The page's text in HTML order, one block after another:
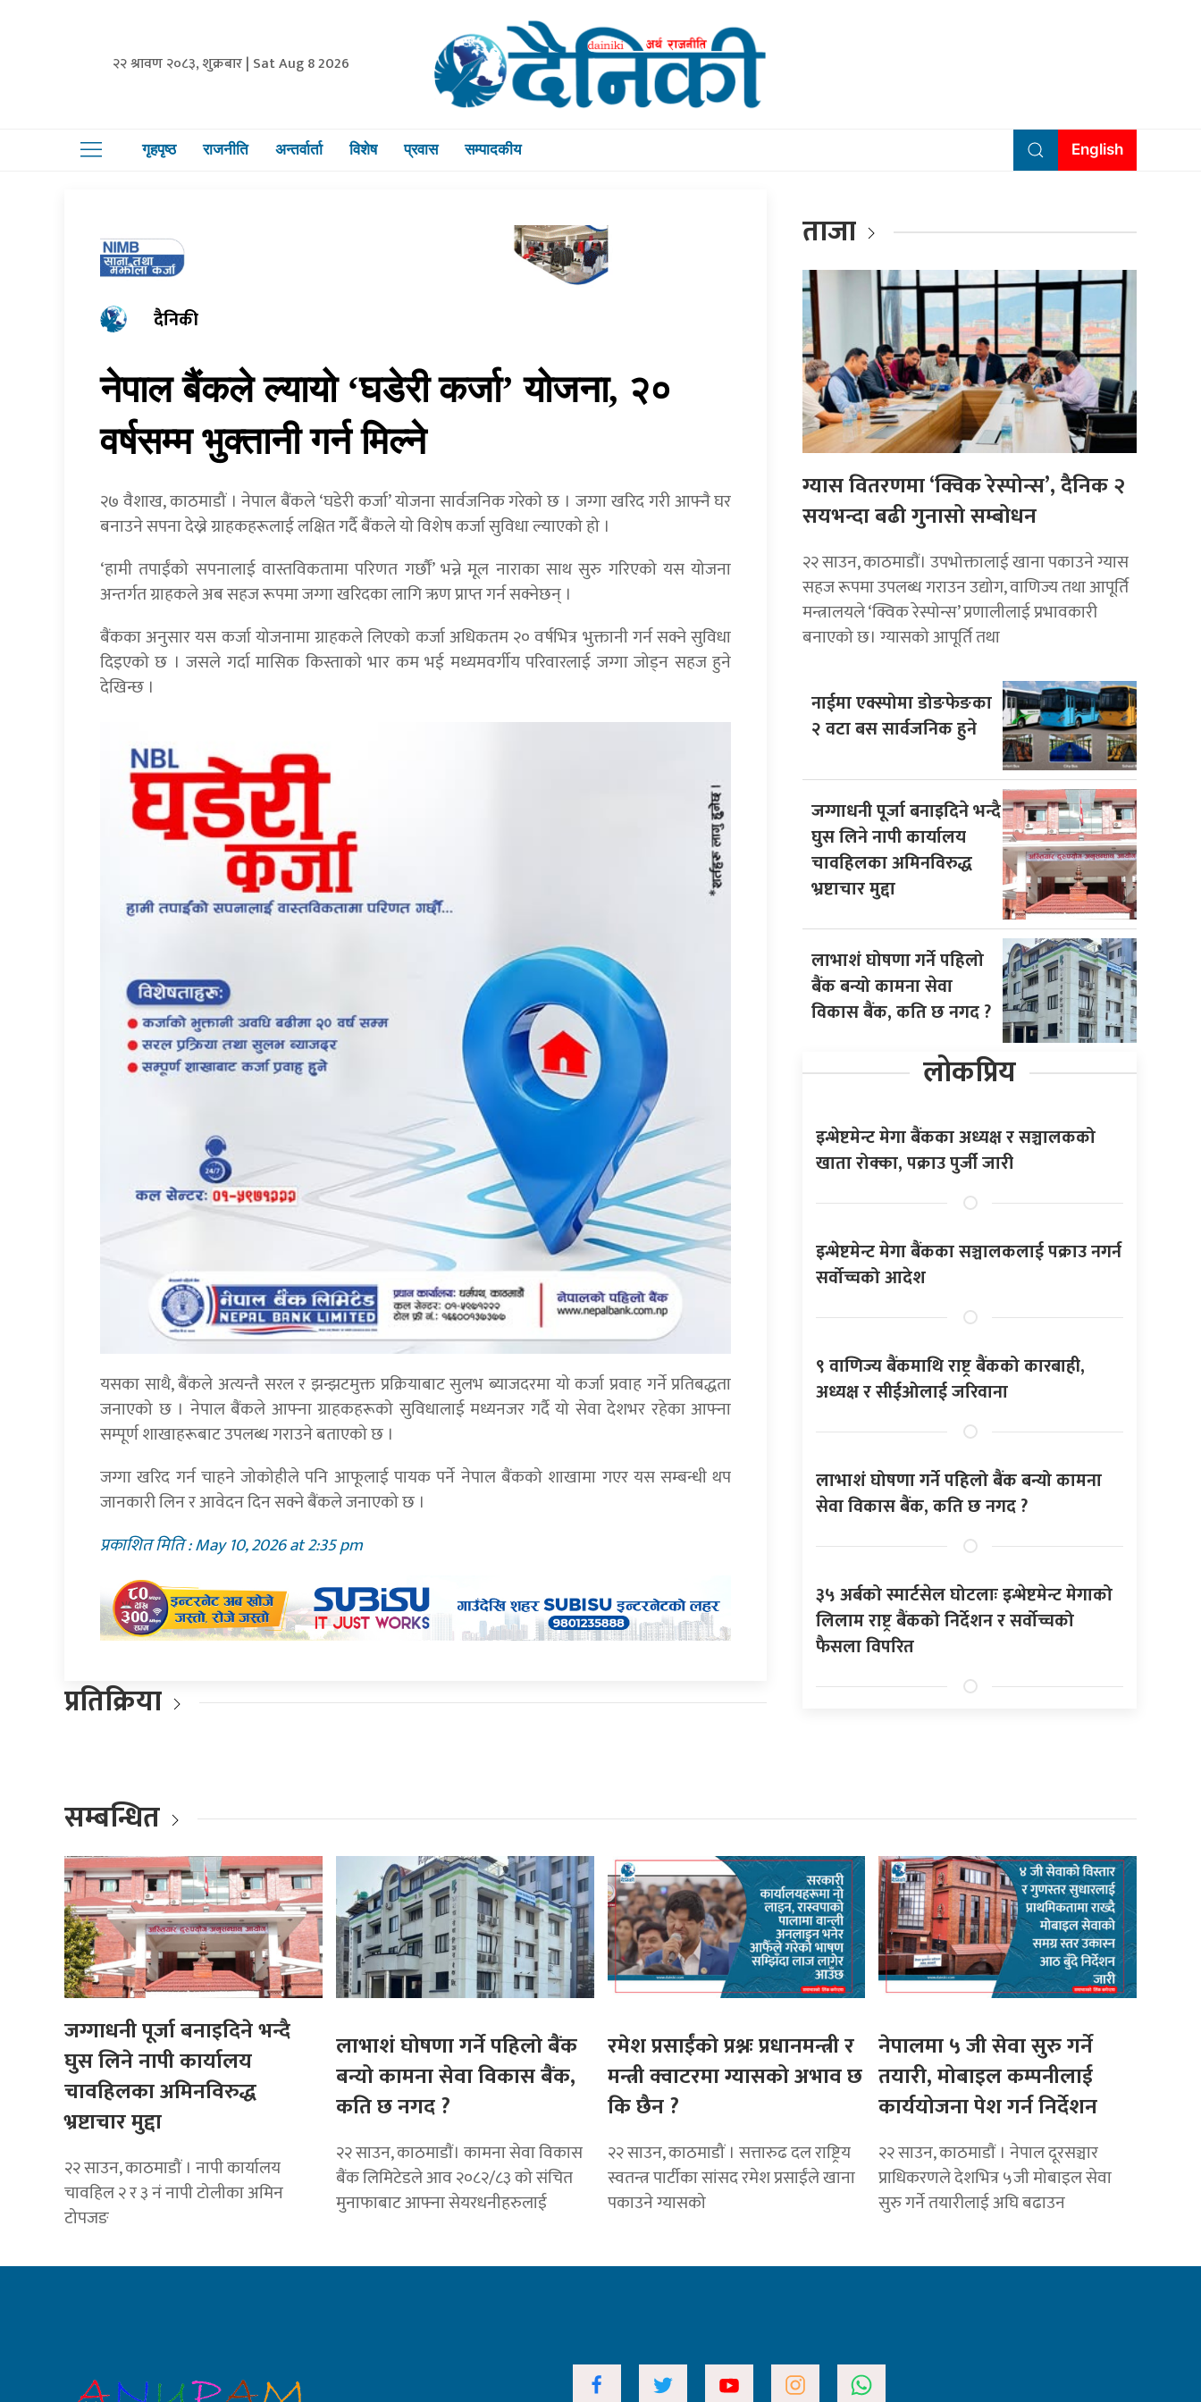
२२ श्रावण २०८३, शुक्रबार | Sat Aug 8 2026
गृहपृष्ठ राजनीति अन्तर्वार्ता विशेष प्रवास सम्पादकीय English
दैनिकी
नेपाल बैंकले ल्यायो ‘घडेरी कर्जा’ योजना, २०
वर्षसम्म भुक्तानी गर्न मिल्ने
२७ वैशाख, काठमाडौं । नेपाल बैंकले ‘घडेरी कर्जा’ योजना सार्वजनिक गरेको छ । जग्गा खरिद गरी आफ्नै घर
बनाउने सपना देख्ने ग्राहकहरूलाई लक्षित गर्दै बैंकले यो विशेष कर्जा सुविधा ल्याएको हो ।
‘हामी तपाईंको सपनालाई वास्तविकतामा परिणत गर्छौं’ भन्ने मूल नाराका साथ सुरु गरिएको यस योजना
अन्तर्गत ग्राहकले अब सहज रूपमा जग्गा खरिदका लागि ऋण प्राप्त गर्न सक्नेछन् ।
बैंकका अनुसार यस कर्जा योजनामा ग्राहकले लिएको कर्जा अधिकतम २० वर्षभित्र भुक्तानी गर्न सक्ने सुविधा
दिइएको छ । जसले गर्दा मासिक किस्ताको भार कम भई मध्यमवर्गीय परिवारलाई जग्गा जोड्न सहज हुने
देखिन्छ ।
यसका साथै, बैंकले अत्यन्तै सरल र झन्झटमुक्त प्रक्रियाबाट सुलभ ब्याजदरमा यो कर्जा प्रवाह गर्ने प्रतिबद्धता
जनाएको छ । नेपाल बैंकले आफ्ना ग्राहकहरूको सुविधालाई मध्यनजर गर्दै यो सेवा देशभर रहेका आफ्ना
सम्पूर्ण शाखाहरूबाट उपलब्ध गराउने बताएको छ ।
जग्गा खरिद गर्न चाहने जोकोहीले पनि आफूलाई पायक पर्ने नेपाल बैंकको शाखामा गएर यस सम्बन्धी थप
जानकारी लिन र आवेदन दिन सक्ने बैंकले जनाएको छ ।
प्रकाशित मिति : May 10, 2026 at 2:35 pm
प्रतिक्रिया
ताजा
ग्यास वितरणमा ‘क्विक रेस्पोन्स’, दैनिक २
सयभन्दा बढी गुनासो सम्बोधन
२२ साउन, काठमाडाैं। उपभोक्तालाई खाना पकाउने ग्यास
सहज रूपमा उपलब्ध गराउन उद्योग, वाणिज्य तथा आपूर्ति
मन्त्रालयले ‘क्विक रेस्पोन्स’ प्रणालीलाई प्रभावकारी
बनाएको छ। ग्यासको आपूर्ति तथा
नाईमा एक्स्पोमा डोङफेङका
२ वटा बस सार्वजनिक हुने
जग्गाधनी पूर्जा बनाइदिने भन्दै
घुस लिने नापी कार्यालय
चावहिलका अमिनविरुद्ध
भ्रष्टाचार मुद्दा
लाभाशं घोषणा गर्ने पहिलो
बैंक बन्यो कामना सेवा
विकास बैंक, कति छ नगद ?
लोकप्रिय
इन्भेष्टमेन्ट मेगा बैंकका अध्यक्ष र सञ्चालकको
खाता रोक्का, पक्राउ पुर्जी जारी
इन्भेष्टमेन्ट मेगा बैंकका सञ्चालकलाई पक्राउ नगर्न
सर्वोच्चको आदेश
९ वाणिज्य बैंकमाथि राष्ट्र बैंकको कारबाही,
अध्यक्ष र सीईओलाई जरिवाना
लाभाशं घोषणा गर्ने पहिलो बैंक बन्यो कामना
सेवा विकास बैंक, कति छ नगद ?
३५ अर्बको स्मार्टसेल घोटलाः इन्भेष्टमेन्ट मेगाको
लिलाम राष्ट्र बैंकको निर्देशन र सर्वोच्चको
फैसला विपरित
सम्बन्धित
जग्गाधनी पूर्जा बनाइदिने भन्दै
घुस लिने नापी कार्यालय
चावहिलका अमिनविरुद्ध
भ्रष्टाचार मुद्दा
२२ साउन, काठमाडौं । नापी कार्यालय
चावहिल २ र ३ नं नापी टोलीका अमिन
टोपजङ
लाभाशं घोषणा गर्ने पहिलो बैंक
बन्यो कामना सेवा विकास बैंक,
कति छ नगद ?
२२ साउन, काठमाडाैं। कामना सेवा विकास
बैंक लिमिटेडले आव २०८२/८३ को संचित
मुनाफाबाट आफ्ना सेयरधनीहरुलाई
रमेश प्रसाईंको प्रश्नः प्रधानमन्त्री र
मन्त्री क्वाटरमा ग्यासको अभाव छ
कि छैन ?
२२ साउन, काठमाडौं । सत्तारुढ दल राष्ट्रिय
स्वतन्त्र पार्टीका सांसद रमेश प्रसाईंले खाना
पकाउने ग्यासको
नेपालमा ५ जी सेवा सुरु गर्ने
तयारी, मोबाइल कम्पनीलाई
कार्ययोजना पेश गर्न निर्देशन
२२ साउन, काठमाडाैं । नेपाल दूरसञ्चार
प्राधिकरणले देशभित्र ५जी मोबाइल सेवा
सुरु गर्ने तयारीलाई अघि बढाउन